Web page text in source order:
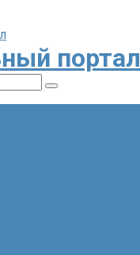
портал